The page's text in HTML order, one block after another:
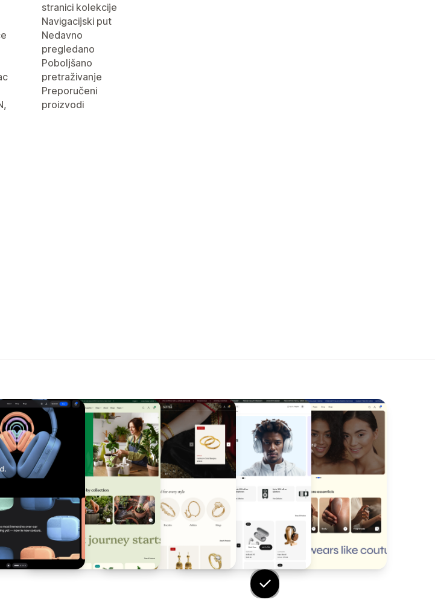
stranici kolekcije
Navigacijski put
Nedavno
pregledano
Poboljšano
pretraživanje
Preporučeni
proizvodi